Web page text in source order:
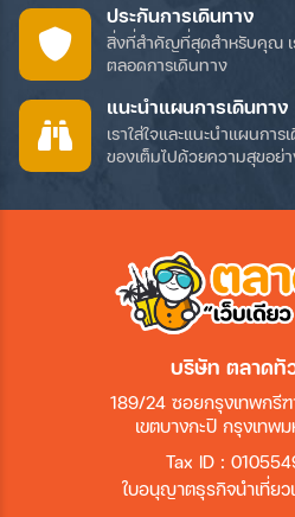
ประกันการเดินทาง
สิ่งที่สำคัญที่สุดสำหรับคุณ
ตลอดการเดินทาง
แนะนำแผนการเดินทาง
เราใส่ใจและแนะนำแผนกา
ของเต็มไปด้วยความสุขอย่
บริษัท ตลาดทั
189/24 ซอยกรุงเทพกรี
เขตบางกะปิ กรุงเทพ
Tax ID :
ใบอนุญาตธุรกิจนำเที่ยว